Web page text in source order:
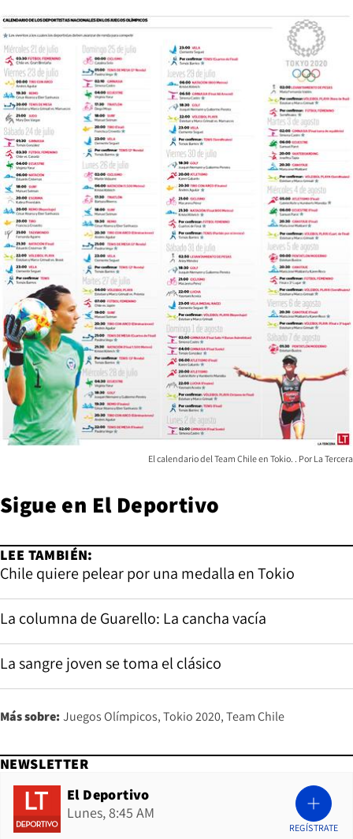
El calendario del Team Chile en Tokio. La Tercera
Sigue en El Deportivo
LEE TAMBIÉN:
Chile quiere pelear por una medalla en Tokio
La columna de Guarello: La cancha vacía
La sangre joven se toma el clásico
Más sobre: Juegos Olímpicos Tokio 2020 Team Chile
NEWSLETTER
El Deportivo
Lunes, 8:45 AM
REGÍSTRATE